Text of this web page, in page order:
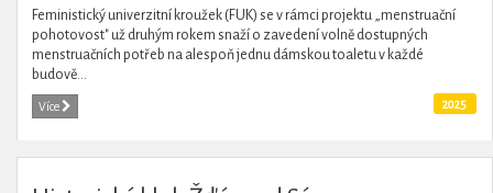
Feministický univerzitní kroužek (FUK) se v rámci projektu „menstruační
pohotovost" už druhým rokem snaží o zavedení volně dostupných
menstruačních potřeb na alespoň jednu dámskou toaletu v každé
budově...
Více 2025